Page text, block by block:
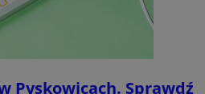
Pyskowicach. Sprawdź